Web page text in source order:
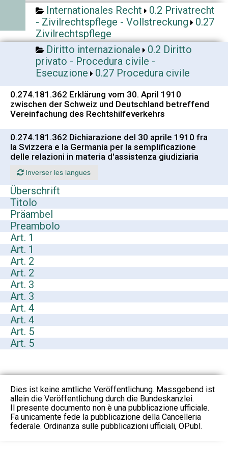
Internationales Recht
0.2 Privatrecht
- Zivilrechtspflege - Vollstreckung
0.27
Zivilrechtspflege
Diritto internazionale
0.2 Diritto
privato - Procedura civile -
Esecuzione
0.27 Procedura civile
0.274.181.362 Erklärung vom 30. April 1910
zwischen der Schweiz und Deutschland betreffend
Vereinfachung des Rechtshilfeverkehrs
0.274.181.362 Dichiarazione del 30 aprile 1910 fra
la Svizzera e la Germania per la semplificazione
delle relazioni in materia d'assistenza giudiziaria
Inverser les langues
Überschrift
Titolo
Präambel
Preambolo
Art. 1
Art. 1
Art. 2
Art. 2
Art. 3
Art. 3
Art. 4
Art. 4
Art. 5
Art. 5
Dies ist keine amtliche Veröffentlichung. Massgebend ist
allein die Veröffentlichung durch die Bundeskanzlei.
Il presente documento non è una pubblicazione ufficiale.
Fa unicamente fede la pubblicazione della Cancelleria
federale. Ordinanza sulle pubblicazioni ufficiali, OPubl.